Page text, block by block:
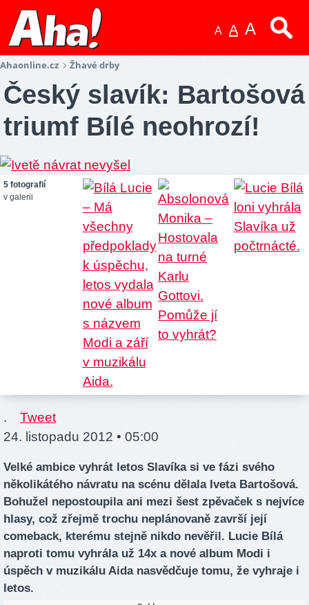
A A A
Ahaonline.cz Žhavé drby
Český slavík: Bartošová
triumf Bílé neohrozí!
5 fotografií
v galerii
.
Tweet
24. listopadu 2012 • 05:00
Velké ambice vyhrát letos Slavíka si ve fázi svého
několikátého návratu na scénu dělala Iveta Bartošová.
Bohužel nepostoupila ani mezi šest zpěvaček s nejvíce
hlasy, což zřejmě trochu neplánovaně završí její
comeback, kterému stejně nikdo nevěřil. Lucie Bílá
naproti tomu vyhrála už 14x a nové album Modi i
úspěch v muzikálu Aida nasvědčuje tomu, že vyhraje i
letos.